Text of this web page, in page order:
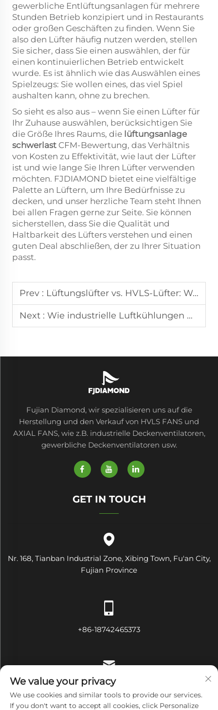
gewerbliche Entlüftungsanlagen für mehrere
Stunden Betrieb konzipiert und in Restaurants
oder großen Geschäften zu finden. Wenn Sie
also den Lüfter häufig nutzen werden, stellen
Sie sicher, dass Sie einen auswählen, der für
einen kontinuierlichen Betrieb entwickelt
wurde. Es ist ähnlich wie das Auswählen eines
Spielzeugs: Sie wollen eines, das viel Spiel
aushalten kann, ohne zu brechen.
So sieht es also aus – wenn Sie einen Lüfter für
Ihr Zuhause auswählen, berücksichtigen Sie
die Größe Ihres Raums, die lüftungsanlage
schwerlast CFM-Bewertung, das Verhältnis
von Kosten zu Effektivität, wie laut der Lüfter
ist und wie lange Sie Ihren Lüfter verwenden
möchten. FJDIAMOND bietet eine vielfältige
Palette an Lüftern, um Ihre Bedürfnisse zu
decken, und unser herzliche Team steht Ihnen
bei allen Fragen gerne zur Seite. Sie können
sicherstellen, dass Sie die Qualität und
Haltbarkeit des Lüfters verstehen und einen
guten Deal abschließen, der zu Ihrer Situation
passt.
Prev : Lüftungslüfter vs. HVLS-Lüfter: Welcher passt zu Ihnen?
Next : Wie industrielle Luftkühlungen mit Hochvolumen-Niedriggeschwindigkeits-Lüftern funktionieren
Fujian Diamond, wir spezialisieren uns auf die
Herstellung und den Verkauf von HVLS FANS und
AXIAL FANS, wie z.B. industrielle Deckenventilatoren,
gewerbliche Deckenventilatoren usw.
GET IN TOUCH
Nr. 168, Tianban Industrial Zone, Xibing Town, Fu'an City,
Fujian Province
+86-18742465373
[email protected]
We value your privacy
We use cookies and similar tools to provide our services.
If you don't want to accept all cookies, click Personalize